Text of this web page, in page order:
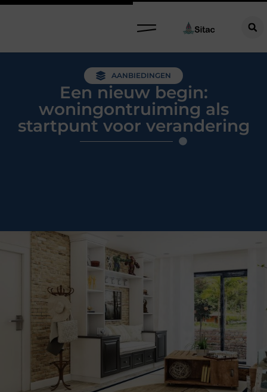
AANBIEDINGEN
Een nieuw begin:
woningontruiming als
startpunt voor verandering